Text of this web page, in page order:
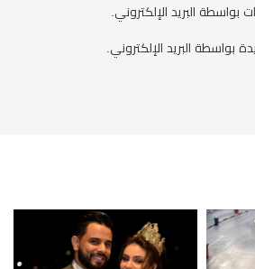
بواسطة البريد الإلكتروني.
بواسطة البريد الإلكتروني.